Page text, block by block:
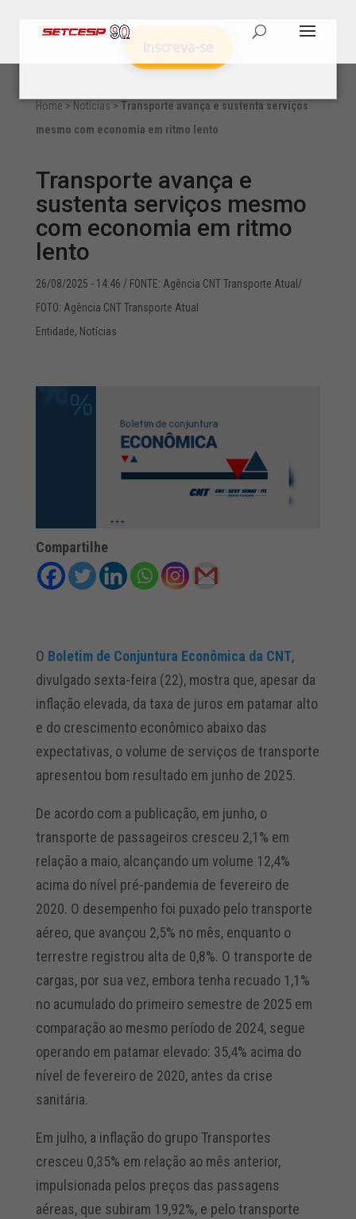
Home > Notícias > Transporte avança e sustenta serviços
mesmo com economia em ritmo lento
Transporte avança e
sustenta serviços mesmo
com economia em ritmo
lento
26/08/2025 - 14:46 / FONTE: Agência CNT Transporte Atual/
FOTO: Agência CNT Transporte Atual
Entidade, Notícias
Compartilhe
O Boletim de Conjuntura Econômica da CNT,
divulgado sexta-feira (22), mostra que, apesar da
inflação elevada, da taxa de juros em patamar alto
e do crescimento econômico abaixo das
expectativas, o volume de serviços de transporte
apresentou bom resultado em junho de 2025.
De acordo com a publicação, em junho, o
transporte de passageiros cresceu 2,1% em
relação a maio, alcançando um volume 12,4%
acima do nível pré-pandemia de fevereiro de
2020. O desempenho foi puxado pelo transporte
aéreo, que avançou 2,5% no mês, enquanto o
terrestre registrou alta de 0,8%. O transporte de
cargas, por sua vez, embora tenha recuado 1,1%
no acumulado do primeiro semestre de 2025 em
comparação ao mesmo período de 2024, segue
operando em patamar elevado: 35,4% acima do
nível de fevereiro de 2020, antes da crise
sanitária.
Em julho, a inflação do grupo Transportes
cresceu 0,35% em relação ao mês anterior,
impulsionada pelos preços das passagens
aéreas, que subiram 19,92%, e pelo transporte